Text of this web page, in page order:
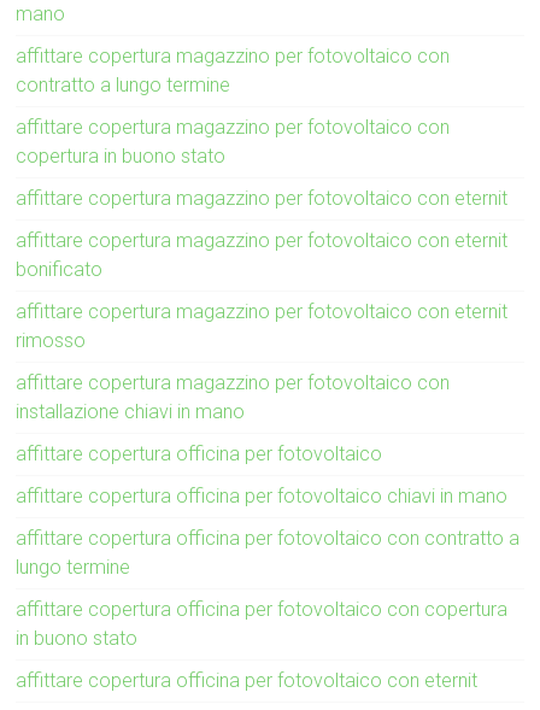
mano
affittare copertura magazzino per fotovoltaico con
contratto a lungo termine
affittare copertura magazzino per fotovoltaico con
copertura in buono stato
affittare copertura magazzino per fotovoltaico con eternit
affittare copertura magazzino per fotovoltaico con eternit
bonificato
affittare copertura magazzino per fotovoltaico con eternit
rimosso
affittare copertura magazzino per fotovoltaico con
installazione chiavi in mano
affittare copertura officina per fotovoltaico
affittare copertura officina per fotovoltaico chiavi in mano
affittare copertura officina per fotovoltaico con contratto a
lungo termine
affittare copertura officina per fotovoltaico con copertura
in buono stato
affittare copertura officina per fotovoltaico con eternit